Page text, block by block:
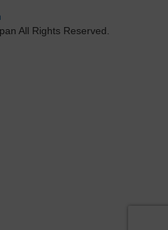
All Rights Reserved.